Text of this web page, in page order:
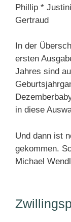
Phillip *
Gertraud
In der
ersten
Jahres sind
in diese
Und dann ist
gekommen.
Michael